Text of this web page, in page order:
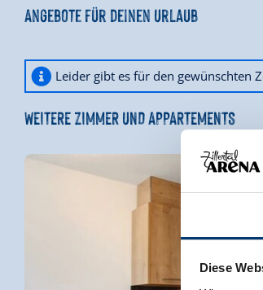
Diese
Angebote für deinen Urlaub
Leider gibt es für den gewünschten
WEITERE ZIMMER UND APPARTEMENTS